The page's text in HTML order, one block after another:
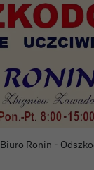
Biuro Ronin -